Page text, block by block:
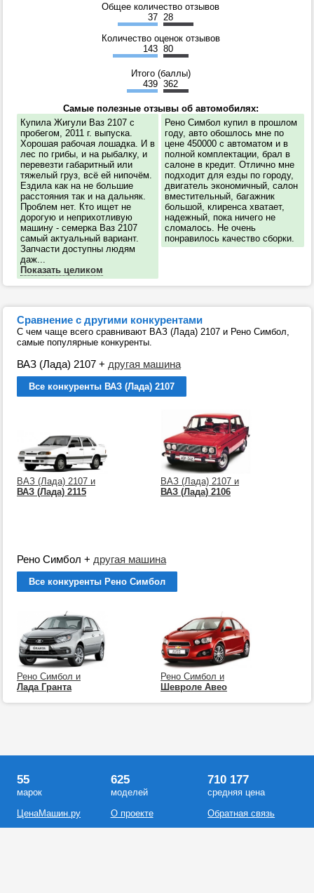
Общее количество отзывов
37 28
Количество оценок отзывов
143 80
Итого (баллы)
439 362
Самые полезные отзывы об автомобилях:
Купила Жигули Ваз 2107 с
пробегом, 2011 г. выпуска.
Хорошая рабочая лошадка. И в
лес по грибы, и на рыбалку, и
перевезти габаритный или
тяжелый груз, всё ей нипочём.
Ездила как на не большие
расстояния так и на дальняк.
Проблем нет. Кто ищет не
дорогую и неприхотливую
машину - семерка Ваз 2107
самый актуальный вариант.
Запчасти доступны людям
даж...
Показать целиком
Рено Симбол купил в прошлом
году, авто обошлось мне по
цене 450000 с автоматом и в
полной комплектации, брал в
салоне в кредит. Отлично мне
подходит для езды по городу,
двигатель экономичный, салон
вместительный, багажник
большой, клиренса хватает,
надежный, пока ничего не
сломалось. Не очень
понравилось качество сборки.
Сравнение с другими конкурентами
С чем чаще всего сравнивают ВАЗ (Лада) 2107 и Рено Симбол,
самые популярные конкуренты.
ВАЗ (Лада) 2107 + другая машина
Все конкуренты ВАЗ (Лада) 2107
ВАЗ (Лада) 2107 и
ВАЗ (Лада) 2115
ВАЗ (Лада) 2107 и
ВАЗ (Лада) 2106
Рено Симбол + другая машина
Все конкуренты Рено Симбол
Рено Симбол и
Лада Гранта
Рено Симбол и
Шевроле Авео
55
марок
ЦенаМашин.ру
625
моделей
О проекте
710 177
средняя цена
Обратная связь